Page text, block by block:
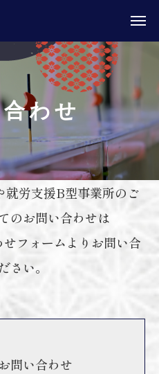
合わ せ
就労支援B型事業所のご
のお問い合わせは
フォームよりお問い合
さい。
問い合わせ